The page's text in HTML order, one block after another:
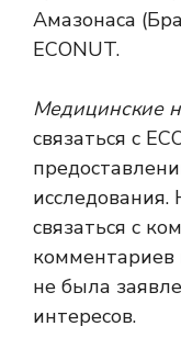
Амазонаса
ECONUT.
Медицинские
связаться с
связаться с
комментариев
не была
интересов.